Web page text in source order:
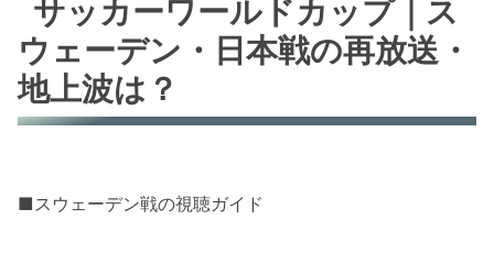
サッカーワールドカップ｜ス
ウェーデン・日本戦の再放送・
地上波は？
■スウェーデン戦の視聴ガイド